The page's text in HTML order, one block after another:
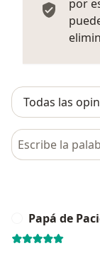
por
Busca en
Papá de